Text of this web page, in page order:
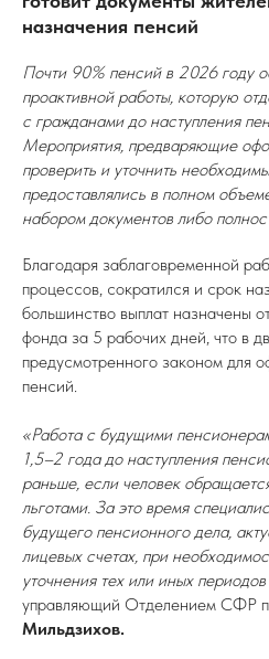
назначения пенсий
Почти 90% пенсий в 2026 году
проактивной работы, которую
с гражданами до наступления
Мероприятия, предваряющие
проверить и уточнить
предоставлялись в полном
набором документов либо
Благодаря заблаговременной
процессов, сократился и срок
большинство выплат назначены
фонда за 5 рабочих дней, что в
предусмотренного законом для
пенсий.
«Работа с будущими
1,5–2 года до наступления
раньше, если человек
льготами. За это время
будущего пенсионного дела,
лицевых счетах, при
уточнения тех или иных
управляющий Отделением СФР
Мильдзихов.